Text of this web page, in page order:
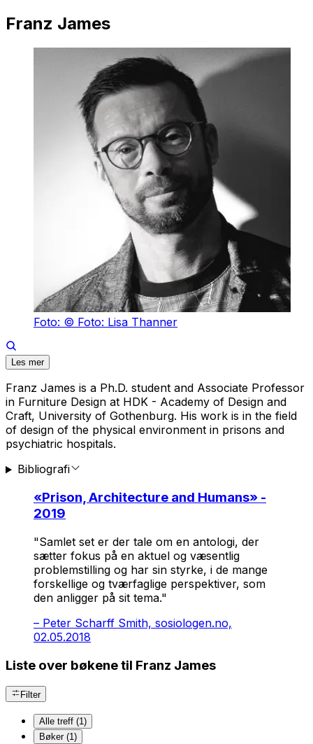
Franz James
Foto: © Foto: Lisa Thanner
Les mer
Franz James is a Ph.D. student and Associate Professor
in Furniture Design at HDK - Academy of Design and
Craft, University of Gothenburg. His work is in the field
of design of the physical environment in prisons and
psychiatric hospitals.
Bibliografi
«Prison, Architecture and Humans» -
2019
"Samlet set er der tale om en antologi, der
sætter fokus på en aktuel og væsentlig
problemstilling og har sin styrke, i de mange
forskellige og tværfaglige perspektiver, som
den anligger på sit tema."
– Peter Scharff Smith, sosiologen.no,
02.05.2018
Liste over bøkene til Franz James
Filter
Alle treff (1)
Bøker (1)